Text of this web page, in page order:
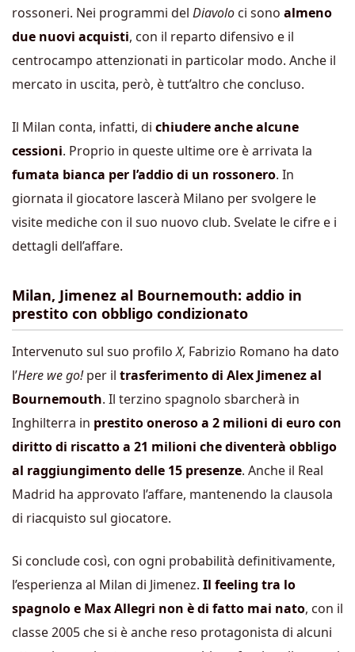
rossoneri. Nei programmi del Diavolo ci sono almeno
due nuovi acquisti, con il reparto difensivo e il
centrocampo attenzionati in particolar modo. Anche il
mercato in uscita, però, è tutt’altro che concluso.
Il Milan conta, infatti, di chiudere anche alcune
cessioni. Proprio in queste ultime ore è arrivata la
fumata bianca per l’addio di un rossonero. In
giornata il giocatore lascerà Milano per svolgere le
visite mediche con il suo nuovo club. Svelate le cifre e i
dettagli dell’affare.
Milan, Jimenez al Bournemouth: addio in
prestito con obbligo condizionato
Intervenuto sul suo profiloX, Fabrizio Romano ha dato
l’Here we go!per il trasferimento di Alex Jimenez al
Bournemouth. Il terzino spagnolo sbarcherà in
Inghilterra in prestito oneroso a 2 milioni di euro con
diritto di riscatto a 21 milioni che diventerà obbligo
al raggiungimento delle 15 presenze. Anche il Real
Madrid ha approvato l’affare, mantenendo la clausola
di riacquisto sul giocatore.
Si conclude così, con ogni probabilità definitivamente,
l’esperienza al Milan di Jimenez. Il feeling tra lo
spagnolo e Max Allegri non è di fatto mai nato, con il
classe 2005 che si è anche reso protagonista di alcuni